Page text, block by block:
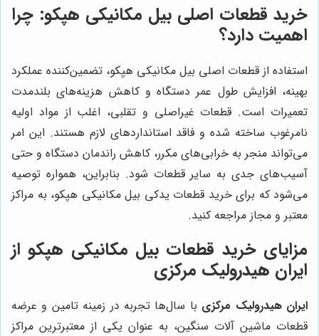
خرید قطعات اصلی بیل مکانیکی هپکو: چرا
اهمیت دارد؟
استفاده از قطعات اصلی بیل مکانیکی هپکو، تضمین‌کننده عملکرد
بهینه، افزایش طول عمر دستگاه و کاهش هزینه‌های بلندمدت
تعمیرات است. قطعات غیراصلی و تقلبی، اغلب از مواد اولیه
نامرغوب ساخته شده و فاقد استانداردهای لازم هستند. این امر
می‌تواند منجر به خرابی‌های مکرر، کاهش راندمان دستگاه و حتی
آسیب‌های جدی به سایر قطعات شود. بنابراین، همواره توصیه
می‌شود که برای خرید قطعات یدکی بیل مکانیکی هپکو، به مراکز
معتبر و مجاز مراجعه کنید.
مزایای خرید قطعات بیل مکانیکی هپکو از
ایران هیدرولیک مرکزی
ایران هیدرولیک مرکزی با سال‌ها تجربه در زمینه تامین و عرضه
قطعات ماشین آلات سنگین، به عنوان یکی از معتبرترین مراکز